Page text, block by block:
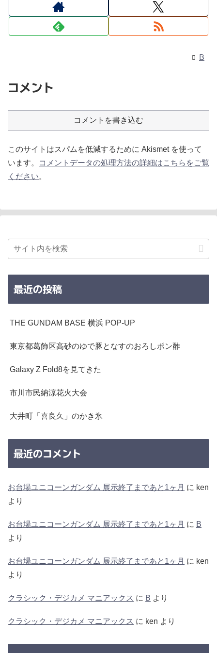
B
コメント
コメントを書き込む
このサイトはスパムを低減するために Akismet を使って
います。
コメントデータの処理方法の詳細はこちらをご覧
ください。
最近の投稿
THE GUNDAM BASE 横浜 POP-UP
東京都葛飾区高砂のゆで豚となすのおろしポン酢
Galaxy Z Fold8を見てきた
市川市民納涼花火大会
大井町「喜良久」のかき氷
最近のコメント
お台場ユニコーンガンダム 展示終了まであと1ヶ月 に ken
より
お台場ユニコーンガンダム 展示終了まであと1ヶ月 に B
より
お台場ユニコーンガンダム 展示終了まであと1ヶ月 に ken
より
クラシック・デジカメ マニアックス に B より
クラシック・デジカメ マニアックス に ken より